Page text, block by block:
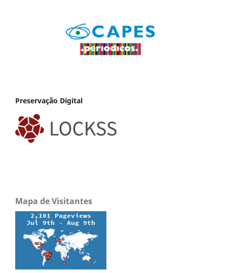
Preservação Digital
Mapa de Visitantes